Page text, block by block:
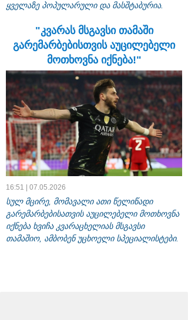
ყველაზე პოპულარული და მასშტაბურია.
"კვარას მსგავსი თამაში
გარემარბებისთვის აუცილებელი
მოთხოვნა იქნება!"
16:51 | 07.05.2026
სულ მცირე, მომავალი ათი წელიწადი
გარემარბებისათვის აუცილებელი მოთხოვნა
იქნება ხვიჩა კვარაცხელიას მსგავსი
თამაშიო, ამბობენ უცხოელი სპეციალისტები.